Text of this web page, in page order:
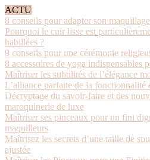
ACTU
8 conseils pour adapter son
Pourquoi le cuir lisse est
habillées ?
9 conseils pour une cérémonie
8 accessoires de yoga indispensables
Maîtriser les subtilités de l’élégance
L’alliance parfaite de la fonctionnalité
Décryptage du savoir-faire et des
maroquinerie de luxe
Maîtriser ses pinceaux pour un fini
maquilleurs
Maîtrisez les secrets d’une taille de
ajustée